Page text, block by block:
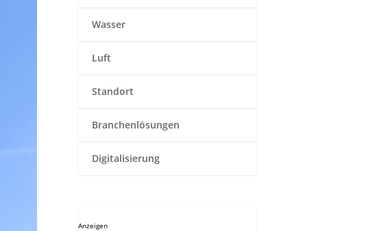
Wasser
Luft
Standort
Branchenlösungen
Digitalisierung
Anzeigen